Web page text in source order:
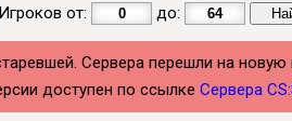
Игроков от: до:
Сервера перешли на
доступен по ссылке Сервера